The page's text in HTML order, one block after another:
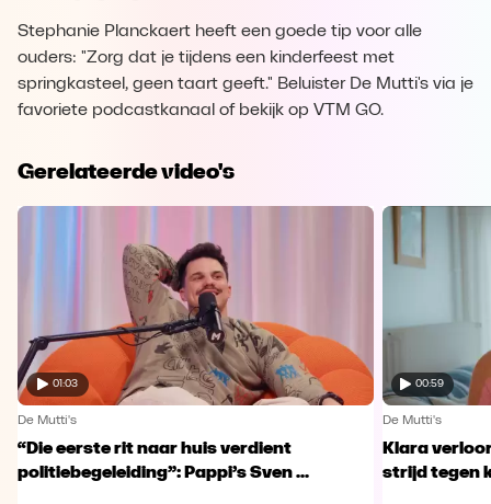
Stephanie Planckaert heeft een goede tip voor alle
ouders: "Zorg dat je tijdens een kinderfeest met
springkasteel, geen taart geeft." Beluister De Mutti's via je
favoriete podcastkanaal of bekijk op VTM GO.
Gerelateerde video's
01:03
De Mutti's
“Die eerste rit naar huis verdient
politiebegeleiding”: Pappi’s Sven ...
00:59
De Mutti's
Klara
strijd tegen